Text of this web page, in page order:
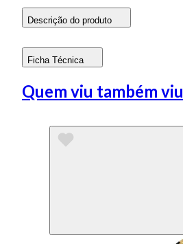
Descrição do produto
Ficha Técnica
Quem viu também viu